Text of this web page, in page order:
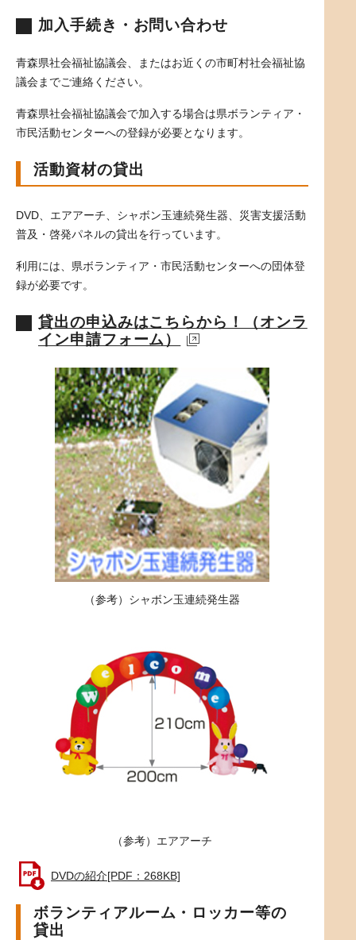
加入手続き・お問い合わせ
青森県社会福祉協議会、またはお近くの市町村社会福祉協
議会までご連絡ください。
青森県社会福祉協議会で加入する場合は県ボランティア・
市民活動センターへの登録が必要となります。
活動資材の貸出
DVD、エアアーチ、シャボン玉連続発生器、災害支援活動
普及・啓発パネルの貸出を行っています。
利用には、県ボランティア・市民活動センターへの団体登
録が必要です。
貸出の申込みはこちらから！（オンラ
イン申請フォーム）
（参考）シャボン玉連続発生器
（参考）エアアーチ
DVDの紹介[PDF：268KB]
ボランティアルーム・ロッカー等の
貸出